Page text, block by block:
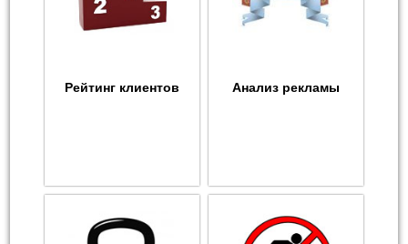
Рейтинг клиентов Анализ рекламы